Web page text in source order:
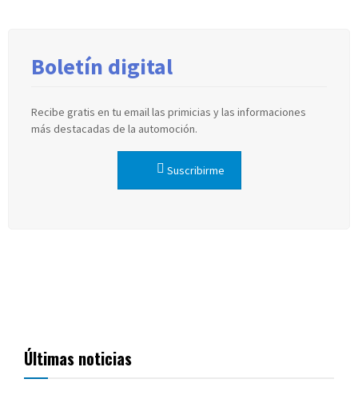
Boletín digital
Recibe gratis en tu email las primicias y las informaciones
más destacadas de la automoción.
Suscribirme
Últimas noticias